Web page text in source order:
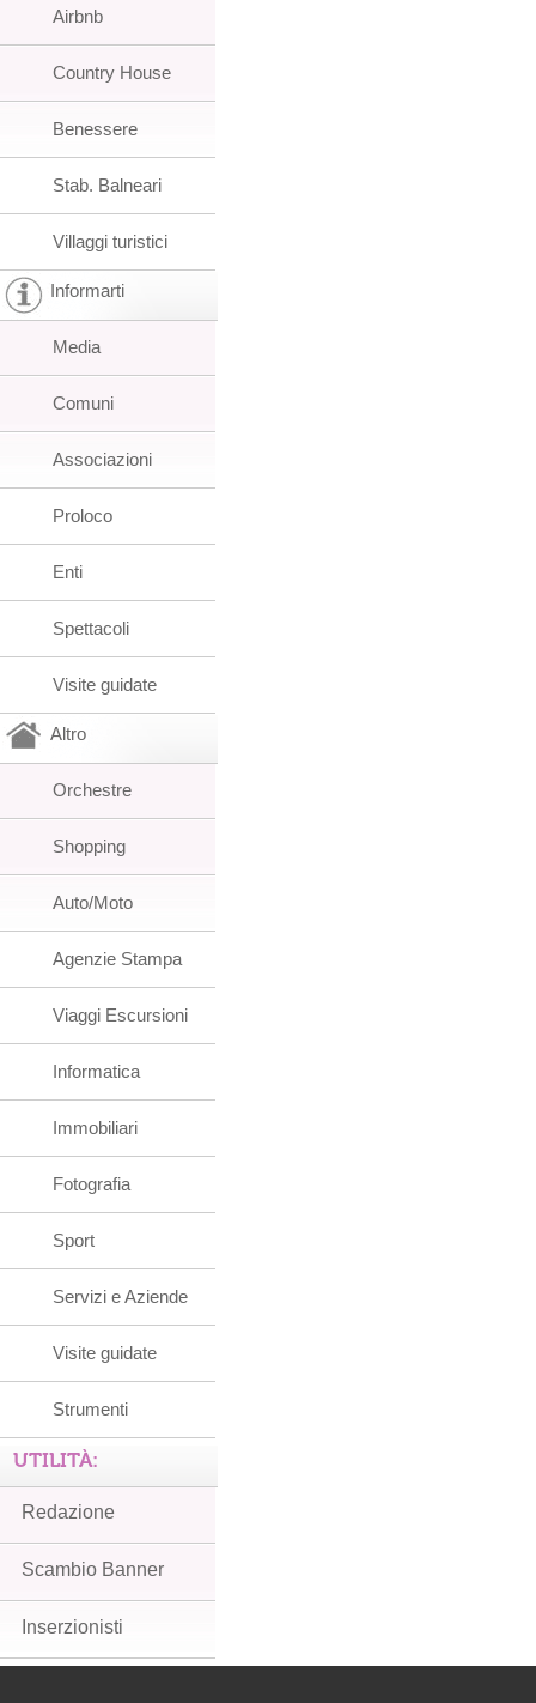
Airbnb
Country House
Benessere
Stab. Balneari
Villaggi turistici
Informarti
Media
Comuni
Associazioni
Proloco
Enti
Spettacoli
Visite guidate
Altro
Orchestre
Shopping
Auto/Moto
Agenzie Stampa
Viaggi Escursioni
Informatica
Immobiliari
Fotografia
Sport
Servizi e Aziende
Visite guidate
Strumenti
UTILITÀ:
Redazione
Scambio Banner
Inserzionisti